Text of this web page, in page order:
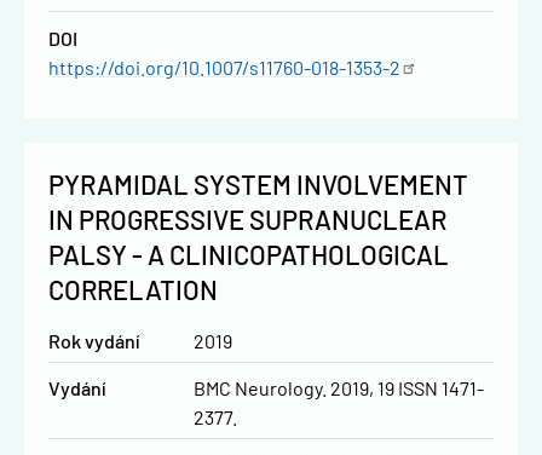
DOI
https://doi.org/10.1007/s11760-018-1353-2
PYRAMIDAL SYSTEM INVOLVEMENT
IN PROGRESSIVE SUPRANUCLEAR
PALSY - A CLINICOPATHOLOGICAL
CORRELATION
Rok vydání 2019
Vydání
BMC Neurology. 2019, 19 ISSN 1471-
2377.